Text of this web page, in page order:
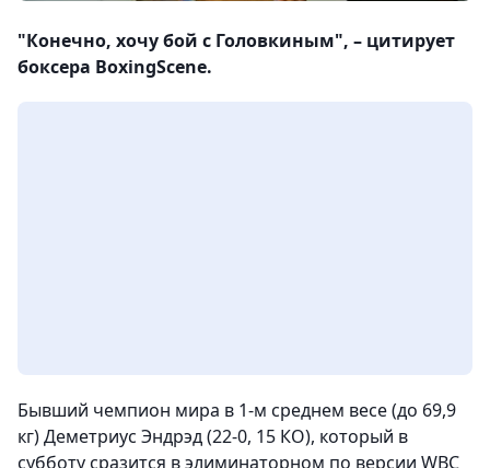
"Конечно, хочу бой с Головкиным", – цитирует
боксера BoxingScene.
Бывший чемпион мира в 1-м среднем весе (до 69,9
кг) Деметриус Эндрэд (22-0, 15 КО), который в
субботу сразится в элиминаторном по версии WBC